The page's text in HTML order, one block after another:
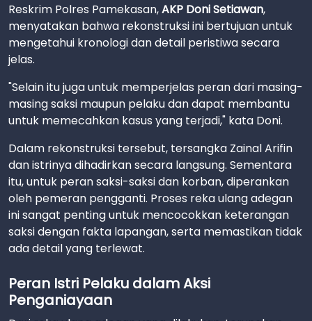
Reskrim Polres Pamekasan,AKP Doni Setiawan,
menyatakan bahwa rekonstruksi ini bertujuan untuk
mengetahui kronologi dan detail peristiwa secara
jelas.
"Selain itu juga untuk memperjelas peran dari masing-
masing saksi maupun pelaku dan dapat membantu
untuk memecahkan kasus yang terjadi," kata Doni.
Dalam rekonstruksi tersebut, tersangka Zainal Arifin
dan istrinya dihadirkan secara langsung. Sementara
itu, untuk peran saksi-saksi dan korban, diperankan
oleh pemeran pengganti. Proses reka ulang adegan
ini sangat penting untuk mencocokkan keterangan
saksi dengan fakta lapangan, serta memastikan tidak
ada detail yang terlewat.
Peran Istri Pelaku dalam Aksi
Penganiayaan